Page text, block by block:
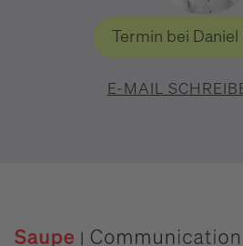
Termin bei
E-MAIL